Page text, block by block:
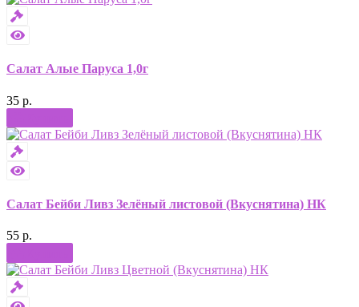
Салат Алые Паруса 1,0г
35 р.
Салат Бейби Ливз Зелёный листовой (Вкуснятина) НК
55 р.